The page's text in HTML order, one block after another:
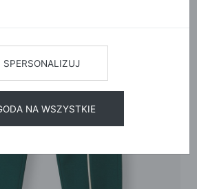
SPERSONALIZUJ
NA WSZYSTKIE